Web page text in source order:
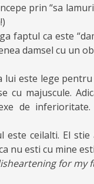
prin “sa
faptul ca este
damsel cu un
este lege
cu majuscule.
de
este ceilalti. El
nu esti cu mine
for my